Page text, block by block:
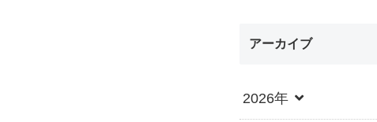
アーカイブ
2026年